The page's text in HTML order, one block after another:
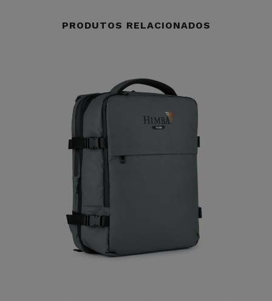
PRODUTOS RELACIONADOS